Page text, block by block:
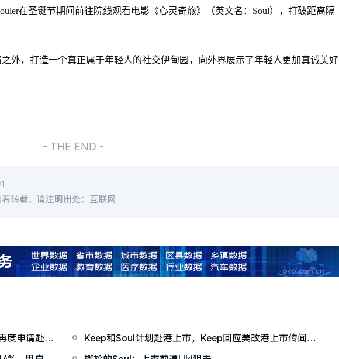
在圣诞节期间前往院线观看电影《心灵奇旅》（英文名：Soul），打破距离隔
外，打造一个真正属于年轻人的社交伊甸园，向外界展示了年轻人更加真诚美好
- THE END -
转载，请注明出处：互联网
度申请赴港
Keep和Soul计划赴港上市，Keep回应美改港上市传闻：
不予置评